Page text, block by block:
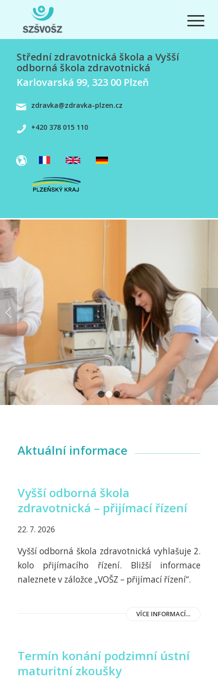
Střední zdravotnická škola a Vyšší
odborná škola zdravotnická
Karlovarská 99, 323 00 Plzeň
zdravka@zdravka-plzen.cz
+420 378 015 110
Next
1 3
Aktuální informace
Vyšší odborná škola
zdravotnická – přijímací řízení
22. 7. 2026
Vyšší odborná škola zdravotnická vyhlašuje 2.
kolo přijímacího řízení. Bližší informace
naleznete v záložce „VOŠZ – přijímací řízení“.
VÍCE INFORMACÍ...
Termín konání podzimní ústní
maturitní zkoušky